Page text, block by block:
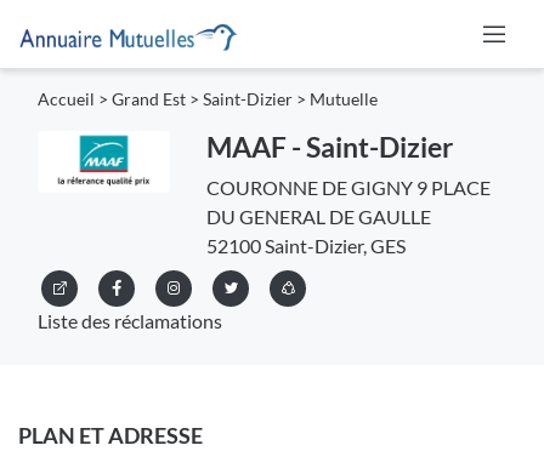
Accueil > Grand Est > Saint-Dizier > Mutuelle
MAAF - Saint-Dizier
COURONNE DE GIGNY 9 PLACE
DU GENERAL DE GAULLE
52100 Saint-Dizier, GES
Liste des réclamations
PLAN ET ADRESSE